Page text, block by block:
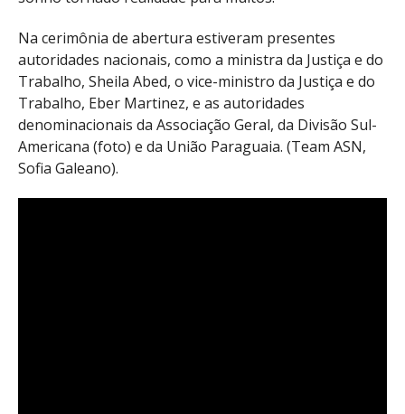
Na cerimônia de abertura estiveram presentes
autoridades nacionais, como a ministra da Justiça e do
Trabalho, Sheila Abed, o vice-ministro da Justiça e do
Trabalho, Eber Martinez, e as autoridades
denominacionais da Associação Geral, da Divisão Sul-
Americana (foto) e da União Paraguaia. (Team ASN,
Sofia Galeano).